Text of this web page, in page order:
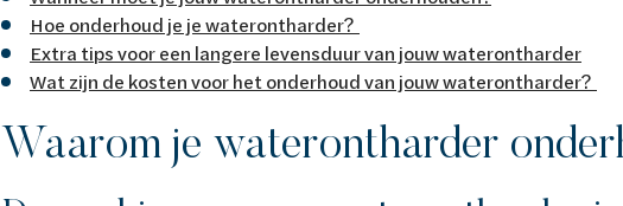
Hoe onderhoud je je waterontharder?
Extra tips voor een langere levensduur van jouw waterontharder
Wat zijn de kosten voor het onderhoud van jouw waterontharder?
Waarom je waterontharder